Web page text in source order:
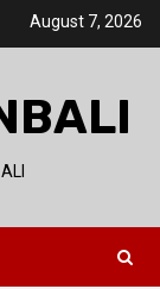
August 7, 2026